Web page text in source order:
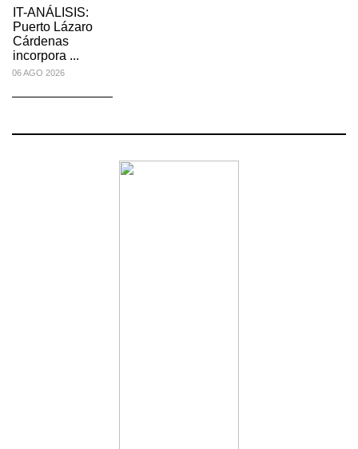
IT-ANÁLISIS:
Puerto Lázaro
Cárdenas
incorpora ...
06 AGO 2026